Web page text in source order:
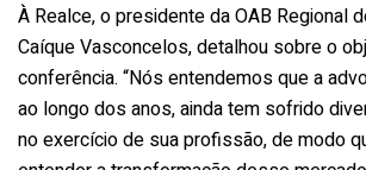
À Realce, o presidente da OAB Regional
Caíque Vasconcelos, detalhou sobre o
conferência. “Nós entendemos que a
ao longo dos anos, ainda tem sofrido
no exercício de sua profissão, de modo